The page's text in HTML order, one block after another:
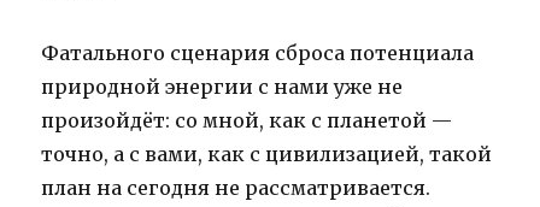
Фатального сценария сброса потенциала
природной энергии с нами уже не
произойдёт: со мной, как с планетой —
точно, а с вами, как с цивилизацией, такой
план на сегодня не рассматривается.